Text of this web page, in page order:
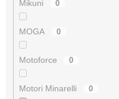
Mikuni 0
MOGA 0
Motoforce 0
Motori Minarelli 0